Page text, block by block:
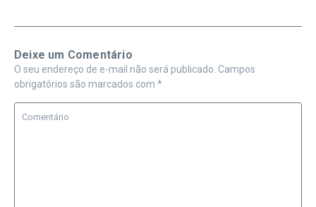
Deixe um Comentário
O seu endereço de e-mail não será publicado. Campos
obrigatórios são marcados com *